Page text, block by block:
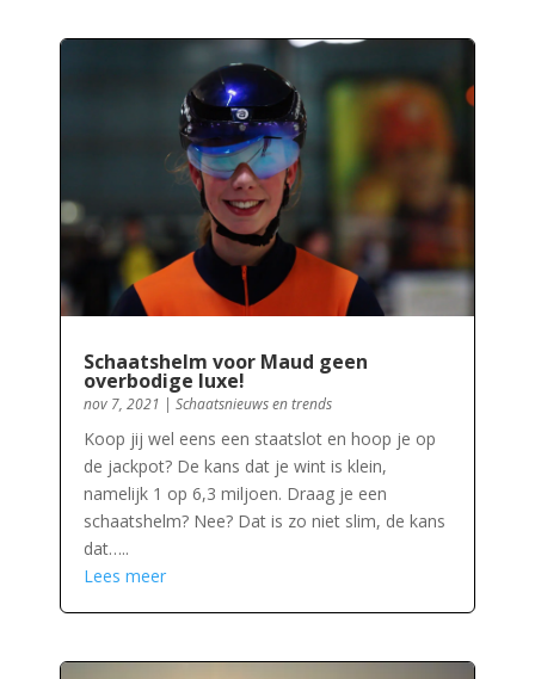
Schaatshelm voor Maud geen
overbodige luxe!
nov 7, 2021 | Schaatsnieuws en trends
Koop jij wel eens een staatslot en hoop je op
de jackpot? De kans dat je wint is klein,
namelijk 1 op 6,3 miljoen. Draag je een
schaatshelm? Nee? Dat is zo niet slim, de kans
dat…..
Lees meer